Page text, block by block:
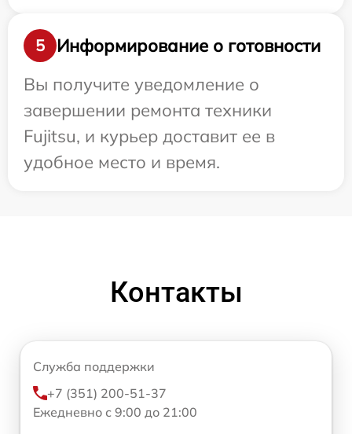
5
Информирование о готовности
Вы получите уведомление о
завершении ремонта техники
Fujitsu, и курьер доставит ее в
удобное место и время.
Контакты
Служба поддержки
+7 (351) 200-51-37
Ежедневно с 9:00 до 21:00